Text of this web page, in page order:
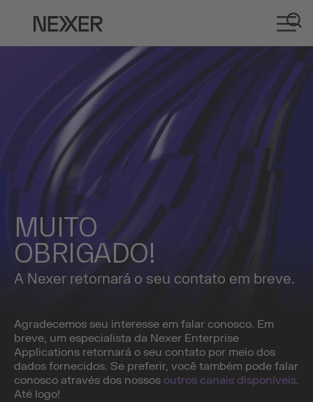
MUITO
OBRIGADO!
A Nexer retornará o seu contato em breve.
Agradecemos seu interesse em falar conosco. Em
breve, um especialista da Nexer Enterprise
Applications retornará o seu contato por meio dos
dados fornecidos. Se preferir, você também pode falar
conosco através dos nossos outros canais disponíveis.
Até logo!